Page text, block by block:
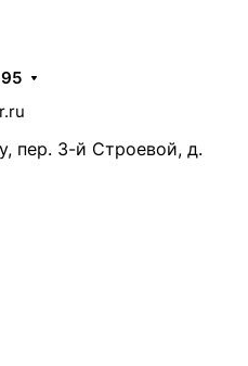
пер. 3-й Строевой, д.